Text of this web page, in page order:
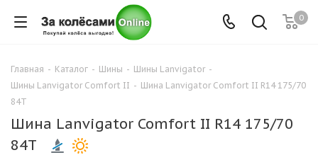
0
Главная - Каталог - Шины - Шины Lanvigator -
Шины Lanvigator Comfort II - Шина Lanvigator Comfort II R14 175/70
84T
Шина Lanvigator Comfort II R14 175/70
84T